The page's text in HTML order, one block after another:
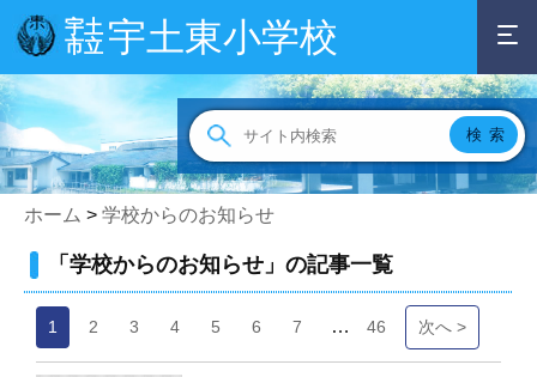
宇土
市立 宇土東小学校
ホーム > 学校からのお知らせ
「学校からのお知らせ」の記事一覧
1 2 3 4 5 6 7 … 46 次へ >